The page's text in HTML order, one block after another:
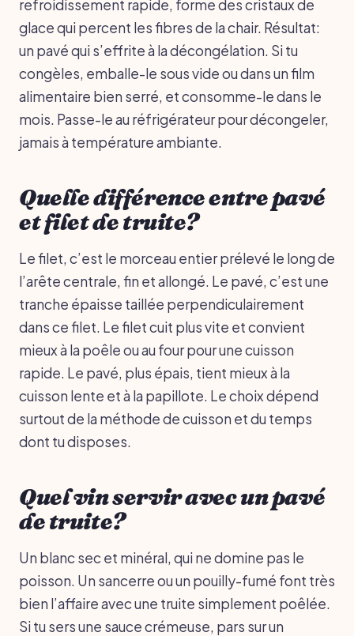
refroidissement rapide, forme des cristaux de
glace qui percent les fibres de la chair. Résultat:
un pavé qui s’effrite à la décongélation. Si tu
congèles, emballe-le sous vide ou dans un film
alimentaire bien serré, et consomme-le dans le
mois. Passe-le au réfrigérateur pour décongeler,
jamais à température ambiante.
Quelle différence entre pavé
et filet de truite?
Le filet, c’est le morceau entier prélevé le long de
l’arête centrale, fin et allongé. Le pavé, c’est une
tranche épaisse taillée perpendiculairement
dans ce filet. Le filet cuit plus vite et convient
mieux à la poêle ou au four pour une cuisson
rapide. Le pavé, plus épais, tient mieux à la
cuisson lente et à la papillote. Le choix dépend
surtout de la méthode de cuisson et du temps
dont tu disposes.
Quel vin servir avec un pavé
de truite?
Un blanc sec et minéral, qui ne domine pas le
poisson. Un sancerre ou un pouilly-fumé font très
bien l’affaire avec une truite simplement poêlée.
Si tu sers une sauce crémeuse, pars sur un